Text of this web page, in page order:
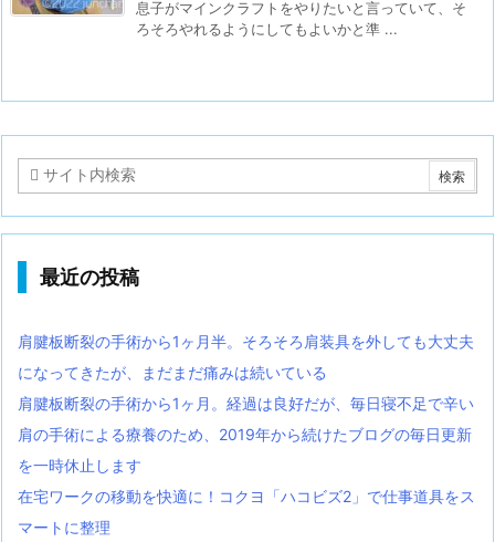
息子がマインクラフトをやりたいと言っていて、そ
ろそろやれるようにしてもよいかと準 ...
最近の投稿
肩腱板断裂の手術から1ヶ月半。そろそろ肩装具を外しても大丈夫
になってきたが、まだまだ痛みは続いている
肩腱板断裂の手術から1ヶ月。経過は良好だが、毎日寝不足で辛い
肩の手術による療養のため、2019年から続けたブログの毎日更新
を一時休止します
在宅ワークの移動を快適に！コクヨ「ハコビズ2」で仕事道具をス
マートに整理